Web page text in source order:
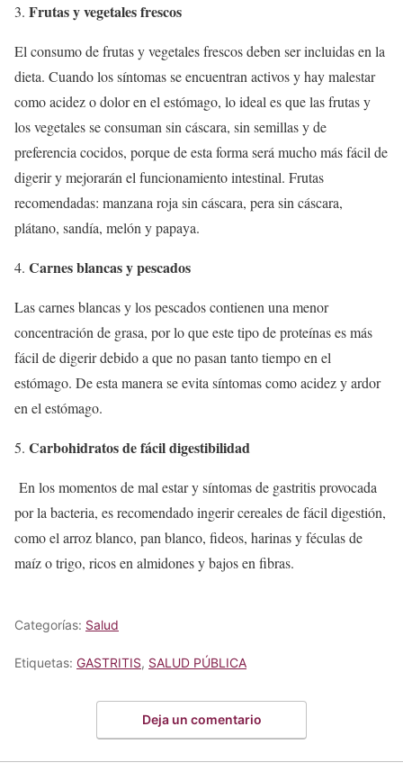
Frutas y vegetales frescos
El consumo de frutas y vegetales frescos deben ser incluidas en la
dieta. Cuando los síntomas se encuentran activos y hay malestar
como acidez o dolor en el estómago, lo ideal es que las frutas y
los vegetales se consuman sin cáscara, sin semillas y de
preferencia cocidos, porque de esta forma será mucho más fácil de
digerir y mejorarán el funcionamiento intestinal. Frutas
recomendadas: manzana roja sin cáscara, pera sin cáscara,
plátano, sandía, melón y papaya.
Carnes blancas y pescados
Las carnes blancas y los pescados contienen una menor
concentración de grasa, por lo que este tipo de proteínas es más
fácil de digerir debido a que no pasan tanto tiempo en el
estómago. De esta manera se evita síntomas como acidez y ardor
en el estómago.
Carbohidratos de fácil digestibilidad
En los momentos de mal estar y síntomas de gastritis provocada
por la bacteria, es recomendado ingerir cereales de fácil digestión,
como el arroz blanco, pan blanco, fideos, harinas y féculas de
maíz o trigo, ricos en almidones y bajos en fibras.
Categorías: Salud
Etiquetas: GASTRITIS, SALUD PÚBLICA
Deja un comentario